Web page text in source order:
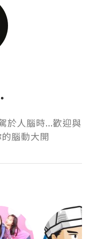
於人腦時...歡迎與
腦動大開